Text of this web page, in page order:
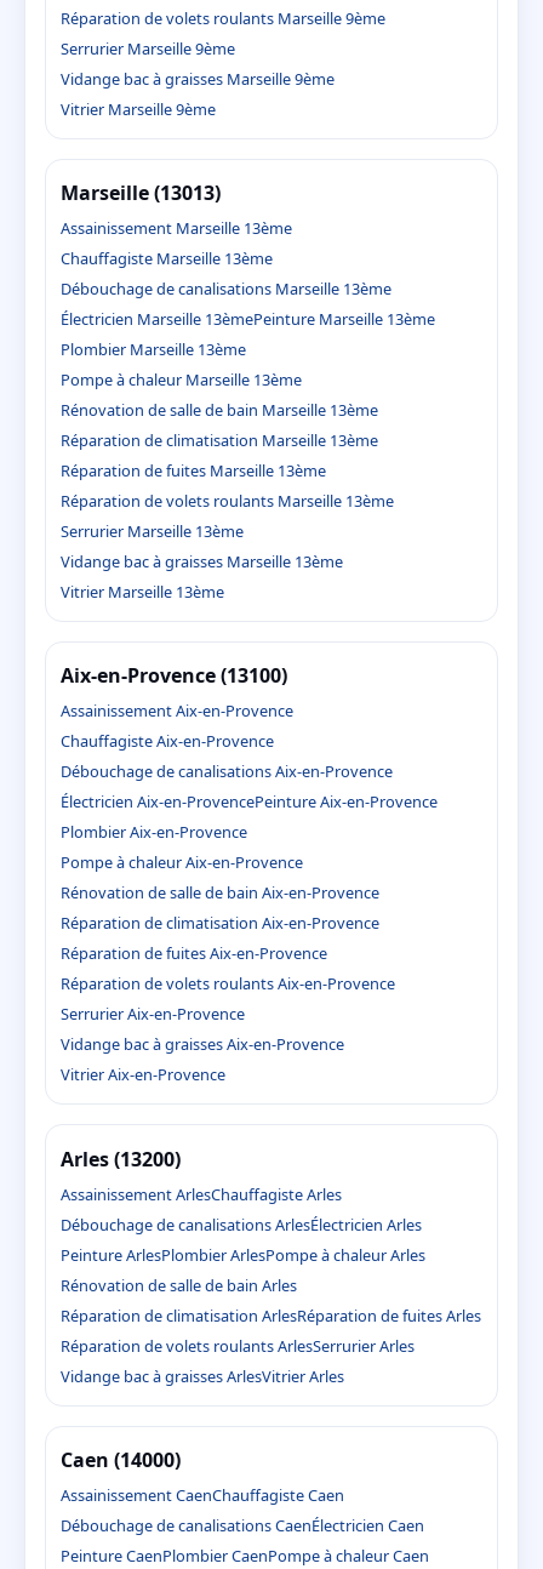
Réparation de volets roulants Marseille 9ème
Serrurier Marseille 9ème
Vidange bac à graisses Marseille 9ème
Vitrier Marseille 9ème
Marseille (13013)
Assainissement Marseille 13ème
Chauffagiste Marseille 13ème
Débouchage de canalisations Marseille 13ème
Électricien Marseille 13èmePeinture Marseille 13ème
Plombier Marseille 13ème
Pompe à chaleur Marseille 13ème
Rénovation de salle de bain Marseille 13ème
Réparation de climatisation Marseille 13ème
Réparation de fuites Marseille 13ème
Réparation de volets roulants Marseille 13ème
Serrurier Marseille 13ème
Vidange bac à graisses Marseille 13ème
Vitrier Marseille 13ème
Aix-en-Provence (13100)
Assainissement Aix-en-Provence
Chauffagiste Aix-en-Provence
Débouchage de canalisations Aix-en-Provence
Électricien Aix-en-ProvencePeinture Aix-en-Provence
Plombier Aix-en-Provence
Pompe à chaleur Aix-en-Provence
Rénovation de salle de bain Aix-en-Provence
Réparation de climatisation Aix-en-Provence
Réparation de fuites Aix-en-Provence
Réparation de volets roulants Aix-en-Provence
Serrurier Aix-en-Provence
Vidange bac à graisses Aix-en-Provence
Vitrier Aix-en-Provence
Arles (13200)
Assainissement ArlesChauffagiste Arles
Débouchage de canalisations ArlesÉlectricien Arles
Peinture ArlesPlombier ArlesPompe à chaleur Arles
Rénovation de salle de bain Arles
Réparation de climatisation ArlesRéparation de fuites Arles
Réparation de volets roulants ArlesSerrurier Arles
Vidange bac à graisses ArlesVitrier Arles
Caen (14000)
Assainissement CaenChauffagiste Caen
Débouchage de canalisations CaenÉlectricien Caen
Peinture CaenPlombier CaenPompe à chaleur Caen